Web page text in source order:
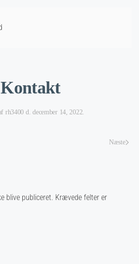
Kontakt
rh3400 d.december 14, 2022.
Næste
blive publiceret. Krævede felter er